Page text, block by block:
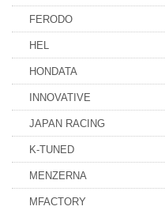
FERODO
HEL
HONDATA
INNOVATIVE
JAPAN RACING
K-TUNED
MENZERNA
MFACTORY